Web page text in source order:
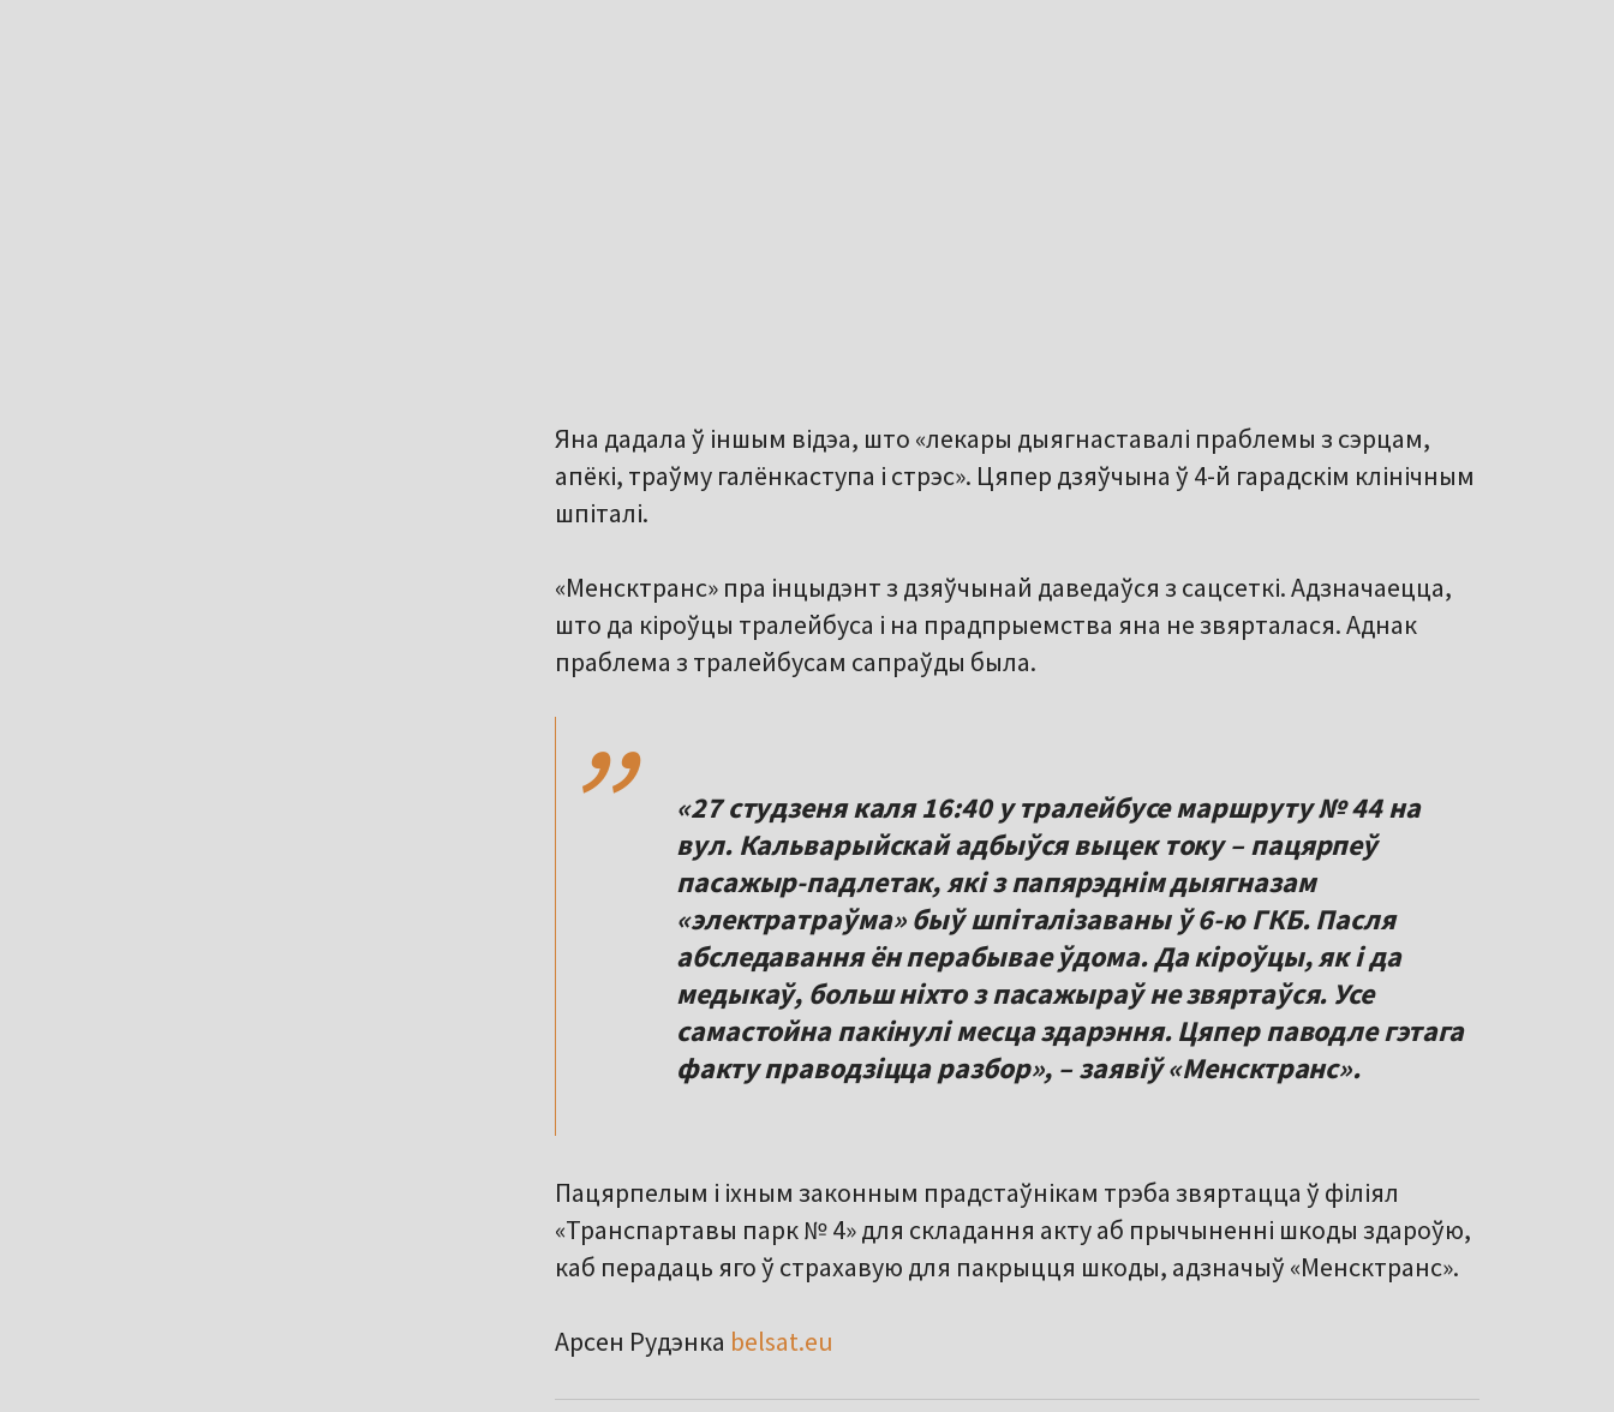
Яна дадала ў іншым відэа, што «лекары дыягнаставалі праблемы з сэрцам,
апёкі, траўму галёнкаступа і стрэс». Цяпер дзяўчына ў 4-й гарадскім клінічным
шпіталі.
«Менсктранс» пра інцыдэнт з дзяўчынай даведаўся з сацсеткі. Адзначаецца,
што да кіроўцы тралейбуса і на прадпрыемства яна не звярталася. Аднак
праблема з тралейбусам сапраўды была.
,,
«27 студзеня каля 16:40 у тралейбусе маршруту № 44 на
вул. Кальварыйскай адбыўся выцек току – пацярпеў
пасажыр-падлетак, які з папярэднім дыягназам
«электратраўма» быў шпіталізаваны ў 6-ю ГКБ. Пасля
абследавання ён перабывае ўдома. Да кіроўцы, як і да
медыкаў, больш ніхто з пасажыраў не звяртаўся. Усе
самастойна пакінулі месца здарэння. Цяпер паводле гэтага
факту праводзіцца разбор», – заявіў «Менсктранс».
Пацярпелым і іхным законным прадстаўнікам трэба звяртацца ў філіял
«Транспартавы парк № 4» для складання акту аб прычыненні шкоды здароўю,
каб перадаць яго ў страхавую для пакрыцця шкоды, адзначыў «Менсктранс».
Арсен Рудэнка belsat.eu